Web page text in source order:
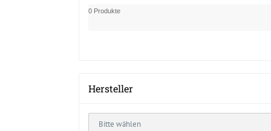
0 Produkte
Hersteller